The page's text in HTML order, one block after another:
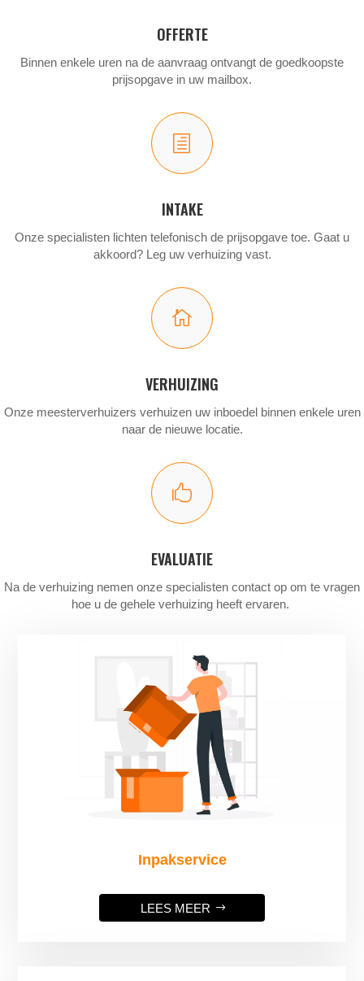
OFFERTE
Binnen enkele uren na de aanvraag ontvangt de goedkoopste
prijsopgave in uw mailbox.
h
INTAKE
Onze specialisten lichten telefonisch de prijsopgave toe. Gaat u
akkoord? Leg uw verhuizing vast.

VERHUIZING
Onze meesterverhuizers verhuizen uw inboedel binnen enkele uren
naar de nieuwe locatie.

EVALUATIE
Na de verhuizing nemen onze specialisten contact op om te vragen
hoe u de gehele verhuizing heeft ervaren.
Inpakservice
LEES MEER